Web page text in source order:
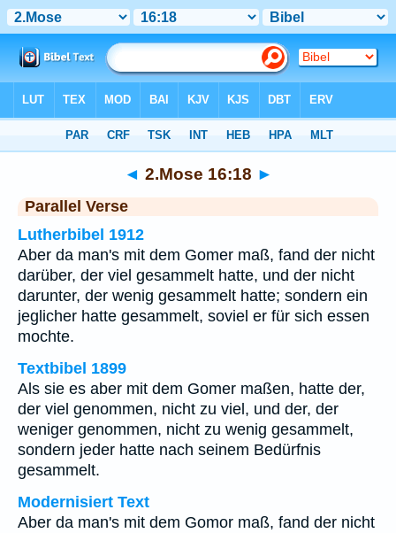
◄ 2.Mose 16:18 ►
Parallel Verse
Lutherbibel 1912
Aber da man's mit dem Gomer maß, fand der nicht
darüber, der viel gesammelt hatte, und der nicht
darunter, der wenig gesammelt hatte; sondern ein
jeglicher hatte gesammelt, soviel er für sich essen
mochte.
Textbibel 1899
Als sie es aber mit dem Gomer maßen, hatte der,
der viel genommen, nicht zu viel, und der, der
weniger genommen, nicht zu wenig gesammelt,
sondern jeder hatte nach seinem Bedürfnis
gesammelt.
Modernisiert Text
Aber da man's mit dem Gomor maß, fand der nicht